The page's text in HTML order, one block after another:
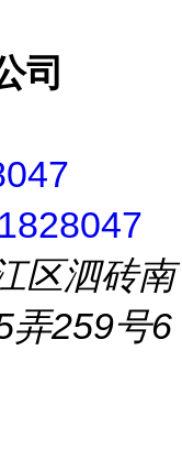
司
区泗砖南
弄259号6